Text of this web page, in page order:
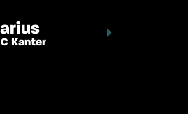
Jacek
Loodgieter